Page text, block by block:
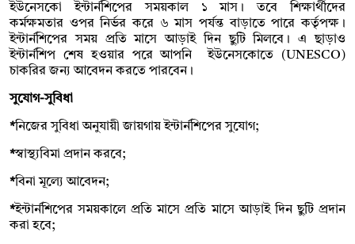
ইউনেসকো ইন্টার্নশিপের সময়কাল ১ মাস। তবে শিক্ষার্থীদের
কর্মক্ষমতার ওপর নির্ভর করে ৬ মাস পর্যন্ত বাড়াতে পারে কর্তৃপক্ষ।
ইন্টার্নশিপের সময় প্রতি মাসে আড়াই দিন ছুটি মিলবে। এ ছাড়াও
ইন্টার্নশিপ শেষ হওয়ার পরে আপনি ইউনেসকোতে (UNESCO)
চাকরির জন্য আবেদন করতে পারবেন।
সুযোগ-সুবিধা
*নিজের সুবিধা অনুযায়ী জায়গায় ইন্টার্নশিপের সুযোগ;
*স্বাস্থ্যবিমা প্রদান করবে;
*বিনা মূল্যে আবেদন;
*ইন্টার্নশিপের সময়কালে প্রতি মাসে প্রতি মাসে আড়াই দিন ছুটি প্রদান
করা হবে;